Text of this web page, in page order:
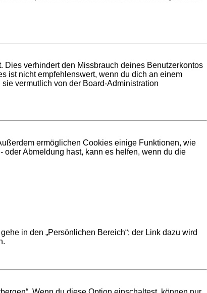
Dies verhindert den Missbrauch deines Benutzerkontos
ist nicht empfehlenswert, wenn du dich an einem
vermutlich von der Board-Administration
ermöglichen Cookies einige Funktionen, wie
oder Abmeldung hast, kann es helfen, wenn du die
in den „Persönlichen Bereich“; der Link dazu wird